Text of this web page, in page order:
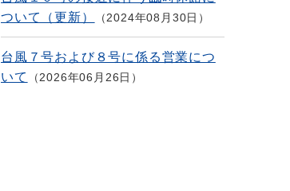
ついて（更新）
2024年08月30日
台風７号および８号に係る営業につ
いて
2026年06月26日